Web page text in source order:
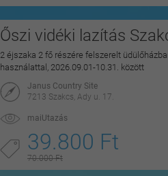
Őszi vidéki lazítás
2 éjszaka 2 fő részére felszerelt
használattal, 2026.09.01-10.31. között
Janus Country Site
7213 Szakcs, Ady u. 17.
maiUtazás
39.800 Ft
70.000 Ft